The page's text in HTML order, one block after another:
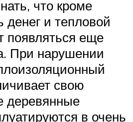
что кроме
и тепловой
появляться еще
При нарушении
свою
деревянные
в очень